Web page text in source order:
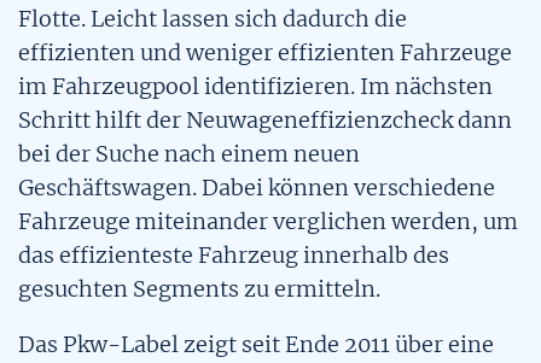
Alternative Kraftstoffe
Alternative Kraftstoffe
Flotte. Leicht lassen sich dadurch die
effizienten und weniger effizienten Fahrzeuge
im Fahrzeugpool identifizieren. Im nächsten
Schritt hilft der Neuwageneffizienzcheck dann
bei der Suche nach einem neuen
Geschäftswagen. Dabei können verschiedene
Fahrzeuge miteinander verglichen werden, um
das effizienteste Fahrzeug innerhalb des
gesuchten Segments zu ermitteln.
Das Pkw-Label zeigt seit Ende 2011 über eine